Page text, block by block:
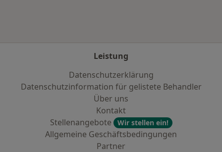
Leistung
Datenschutzerklärung
Datenschutzinformation für gelistete Behandler
Über uns
Kontakt
Stellenangebote
Wir stellen ein!
Allgemeine Geschäftsbedingungen
Partner